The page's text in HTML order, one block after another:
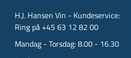
H.J. Hansen Vin - Kundeservice:
Ring på +45 63 12 82 00
Mandag - Torsdag: 8.00 - 16.30